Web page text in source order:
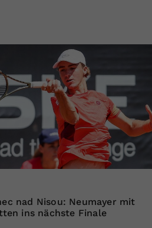
nad Nisou: Neumayer mit
ins nächste Finale